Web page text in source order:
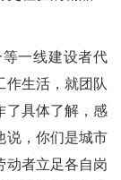
一线建设者代
作生活，就团队
了具体了解，感
说，你们是城市
动者立足各自岗